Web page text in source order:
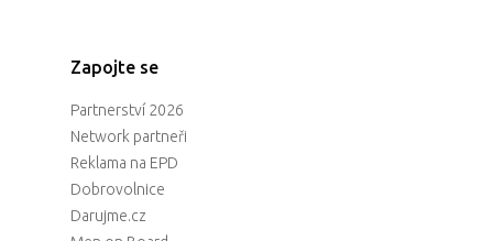
Zapojte se
Partnerství 2026
Network partneři
Reklama na EPD
Dobrovolnice
Darujme.cz